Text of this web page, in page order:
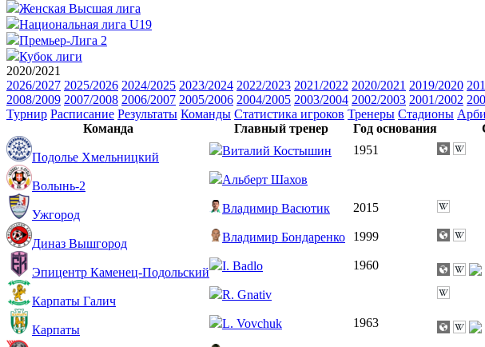
Женская Высшая лига
Национальная лига U19
Премьер-Лига 2
Кубок лиги
2020/2021
2026/2027 2025/2026 2024/2025 2023/2024 2022/2023 2021/2022 2020/2021 2019/2020
2008/2009 2007/2008 2006/2007 2005/2006 2004/2005 2003/2004 2002/2003 2001/2002
Турнир Расписание Результаты Команды Статистика игроков Тренеры Стадионы
Команда
Главный тренер Год основания
Подолье Хмельницкий Виталий Костышин 1951
Волынь-2 Альберт Шахов
Ужгород Владимир Васютик 2015
Диназ Вышгород Владимир Бондаренко 1999
Эпицентр Каменец-Подольский I. Badlo 1960
Карпаты Галич R. Gnativ
Карпаты L. Vovchuk 1963